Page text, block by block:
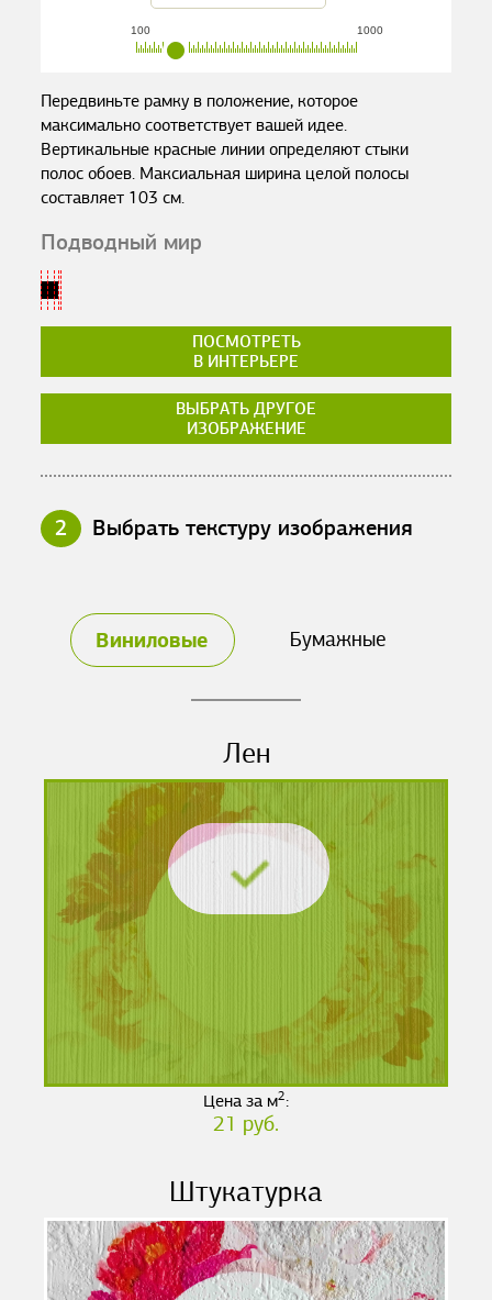
100 1000
Передвиньте рамку в положение, которое
максимально соответствует вашей идее.
Вертикальные красные линии определяют стыки
полос обоев. Максиальная ширина целой полосы
составляет 103 см.
Подводный мир
ПОСМОТРЕТЬ
В ИНТЕРЬЕРЕ
ВЫБРАТЬ ДРУГОЕ
ИЗОБРАЖЕНИЕ
2 Выбрать текстуру изображения
Виниловые Бумажные
Лен
Цена за м2:
21 руб.
Штукатурка